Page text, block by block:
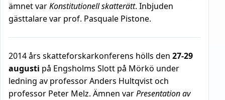
ämnet varKonstitutionell skatterätt. Inbjuden
gästtalare var prof. Pasquale Pistone.
2014 års skatteforskarkonferens hölls den 27-29
augusti på Engsholms Slott på Mörkö under
ledning av professor Anders Hultqvist och
professor Peter Melz. Ämnen varPresentation av